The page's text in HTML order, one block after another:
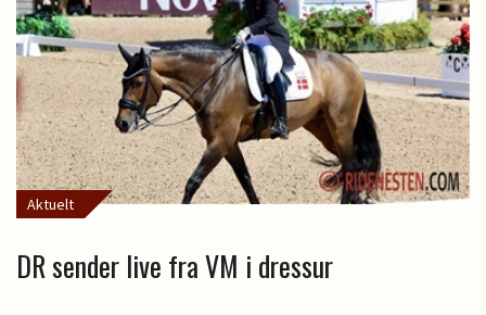
Aktuelt
DR sender live fra VM i dressur